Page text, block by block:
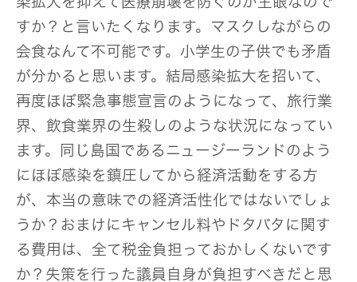
すか？と言いたくなります。マスクしながらの
会食なんて不可能です。小学生の子供でも矛盾
が分かると思います。結局感染拡大を招いて、
再度ほぼ緊急事態宣言のようになって、旅行業
界、飲食業界の生殺しのような状況になってい
ます。同じ島国であるニュージーランドのよう
にほぼ感染を鎮圧してから経済活動をする方
が、本当の意味での経済活性化ではないでしょ
うか？おまけにキャンセル料やドタバタに関す
る費用は、全て税金負担っておかしくないです
か？失策を行った議員自身が負担すべきだと思